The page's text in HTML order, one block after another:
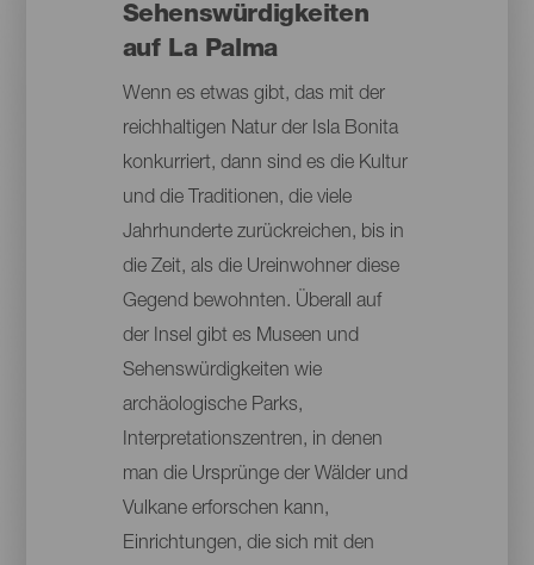
Sehenswürdigkeiten
auf La Palma
Wenn es etwas gibt, das mit der
reichhaltigen Natur der Isla Bonita
konkurriert, dann sind es die Kultur
und die Traditionen, die viele
Jahrhunderte zurückreichen, bis in
die Zeit, als die Ureinwohner diese
Gegend bewohnten. Überall auf
der Insel gibt es Museen und
Sehenswürdigkeiten wie
archäologische Parks,
Interpretationszentren, in denen
man die Ursprünge der Wälder und
Vulkane erforschen kann,
Einrichtungen, die sich mit den